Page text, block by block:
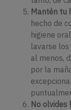
Mantén tu
hecho de
higiene
lavarse
al menos,
por la
No olvides